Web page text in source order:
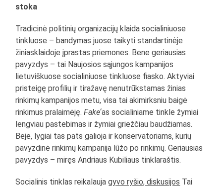
stoka
Tradicinė politinių organizacijų klaida socialiniuose
tinkluose – bandymas juose taikyti standartinėje
žiniasklaidoje įprastas priemones. Bene geriausias
pavyzdys – tai Naujosios sąjungos kampanijos
lietuviškuose socialiniuose tinkluose fiasko. Aktyviai
pristeigę profilių ir tiražavę nenutrūkstamas žinias
rinkimų kampanijos metu, visa tai akimirksniu baigė
rinkimus pralaimėję.Fake‘as socialiniame tinkle žymiai
lengviau pastebimas ir žymiai griežčiau baudžiamas.
Beje, lygiai tas pats galioja ir konservatoriams, kurių
pavyzdinė rinkimų kampanija lūžo po rinkimų. Geriausias
pavyzdys – miręs Andriaus Kubiliaus tinklaraštis.
Socialinis tinklas reikalaujagyvo ryšio, diskusijos Tai